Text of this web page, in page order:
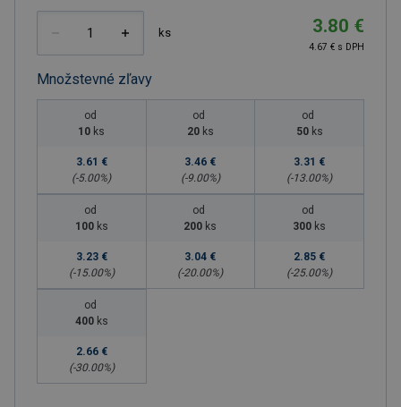
ks 3.80 €
4.67 € s DPH
Množstevné zľavy
od
10 ks
3.61 €
(-5.00%)
od
20 ks
3.46 €
(-9.00%)
od
50 ks
3.31 €
(-13.00%)
od
100 ks
3.23 €
(-15.00%)
od
200 ks
3.04 €
(-20.00%)
od
300 ks
2.85 €
(-25.00%)
od
400 ks
2.66 €
(-30.00%)